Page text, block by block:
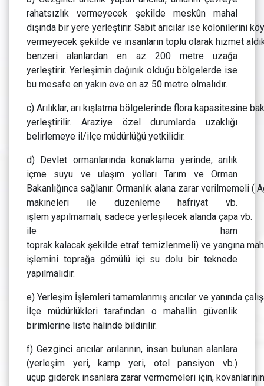
rahatsızlık vermeyecek şekilde meskûn mahal
dışında bir yere yerleştirir. Sabit arıcılar ise kolonilerini
vermeyecek şekilde ve insanların toplu olarak hizmet
benzeri alanlardan en az 200 metre uzağa
yerleştirir. Yerleşimin dağınık olduğu bölgelerde ise
bu mesafe en yakın eve en az 50 metre olmalıdır.
c) Arılıklar, arı kışlatma bölgelerinde flora kapasitesine
yerleştirilir. Araziye özel durumlarda uzaklığı
belirlemeye il/ilçe müdürlüğü yetkilidir.
d) Devlet ormanlarında konaklama yerinde, arılık
içme suyu ve ulaşım yolları Tarım ve Orman
Bakanlığınca sağlanır. Ormanlık alana zarar verilmemeli (
makineleri ile düzenleme hafriyat vb.
işlem yapılmamalı, sadece yerleşilecek alanda çapa vb.
ile ham
toprak kalacak şekilde etraf temizlenmeli) ve yangına
işlemini toprağa gömülü içi su dolu bir teknede
yapılmalıdır.
e) Yerleşim İşlemleri tamamlanmış arıcılar ve yanında
İlçe müdürlükleri tarafından o mahallin güvenlik
birimlerine liste halinde bildirilir.
f) Gezginci arıcılar arılarının, insan bulunan alanlara
(yerleşim yeri, kamp yeri, otel pansiyon vb.)
uçup giderek insanlara zarar vermemeleri için,